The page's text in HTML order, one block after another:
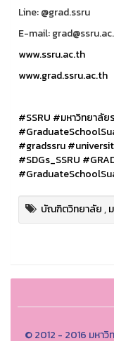
Line: @grad.ssru
E-mail:
www.ssru.ac.th
www.grad.ssru.ac.th
#SSRU #มหาวิทยาลัย
#gradssru
#SDGs_SSRU
บัณฑิตวิทยาลัย,
© 2012 - 2016 มหา